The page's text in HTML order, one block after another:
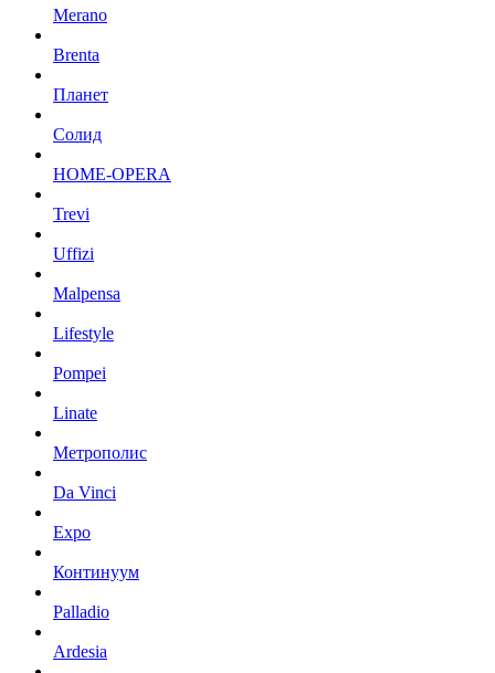
Merano
Brenta
Планет
Солид
HOME-OPERA
Trevi
Uffizi
Malpensa
Lifestyle
Pompei
Linate
Метрополис
Da Vinci
Expo
Континуум
Palladio
Ardesia